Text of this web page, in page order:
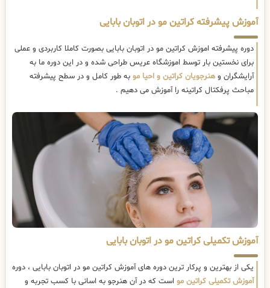
آموزش پیشرفته کراتین مو در اتوبان بابایی
دوره پیشرفته اموزش کراتین مو در اتوبان بابایی بصورت کاملا کاربردی و عملی
برای نخستین بار توسط اموزشگاه عریس طراحی شده و در این دوره ما به
آرایشگران و هنرجویان کراتین و احیا مو به طور کامل و در سطح پیشرفته
مباحث پرفکتال کراتینه را آموزش می دهیم .
آموزش تکمیلی کراتین مو در اتوبان بابایی
یکی از بهترین و پرکار ترین دوره های آموزش کراتین مو در اتوبان بابایی ، دوره
آموزش تکمیلی کراتین مو است که در آن هنرجو به اسانی با کسب تجربه و